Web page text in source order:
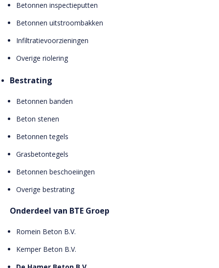
Betonnen inspectieputten
Betonnen uitstroombakken
Infiltratievoorzieningen
Overige riolering
Bestrating
Betonnen banden
Beton stenen
Betonnen tegels
Grasbetontegels
Betonnen beschoeiingen
Overige bestrating
Onderdeel van BTE Groep
Romein Beton B.V.
Kemper Beton B.V.